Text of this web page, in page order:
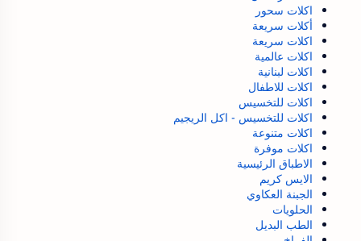
اكلات سحور
أكلات سريعة
اكلات سريعة
اكلات عالمية
اكلات لبنانية
اكلات للاطفال
اكلات للتخسيس
اكلات للتخسيس - اكل الريجيم
اكلات متنوعة
اكلات موفرة
الاطباق الرئيسية
الايس كريم
الجبنة العكاوي
الحلويات
الطب البديل